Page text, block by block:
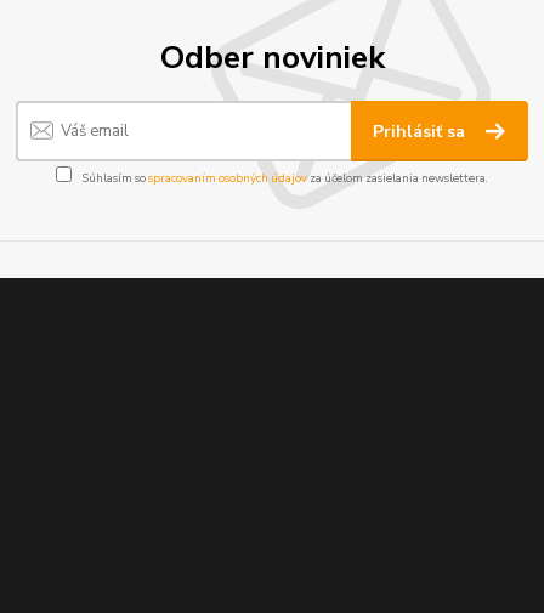
Odber noviniek
Prihlásiť sa
Súhlasím sospracovaním osobných údajov za účelom zasielania newslettera.